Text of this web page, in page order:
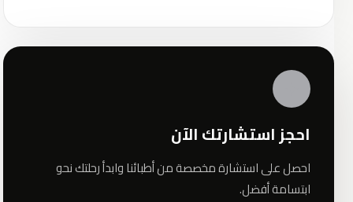
احجز استشارتك الآن
احصل على استشارة مخصصة من أطبائنا وابدأ رحلتك نحو
ابتسامة أفضل.